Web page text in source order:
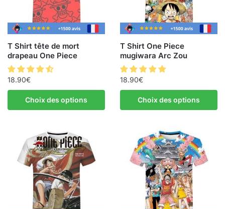
T Shirt tête de mort
drapeau One Piece
18.90€
Choix des options
T Shirt One Piece
mugiwara Arc Zou
18.90€
Choix des options